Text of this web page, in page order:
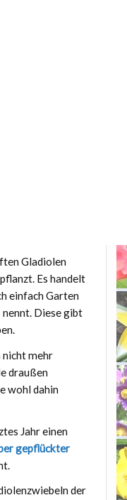
Gladiolen
Es handelt
einfach Garten
Diese gibt
nicht mehr
draußen
wohl dahin
Jahr einen
gepflückter
der